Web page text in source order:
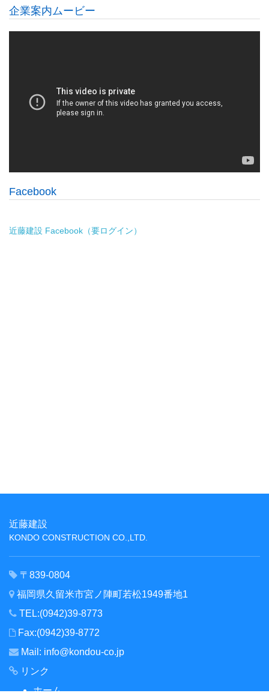
企業案内ムービー
Facebook
近藤建設 Facebook（要ログイン）
近藤建設
KONDO CONSTRUCTION CO.,LTD.
〒839-0804
福岡県久留米市宮ノ陣町若松1949番地1
TEL:(0942)39-8773
Fax:(0942)39-8772
Mail: info@kondou-co.jp
リンク
ホーム